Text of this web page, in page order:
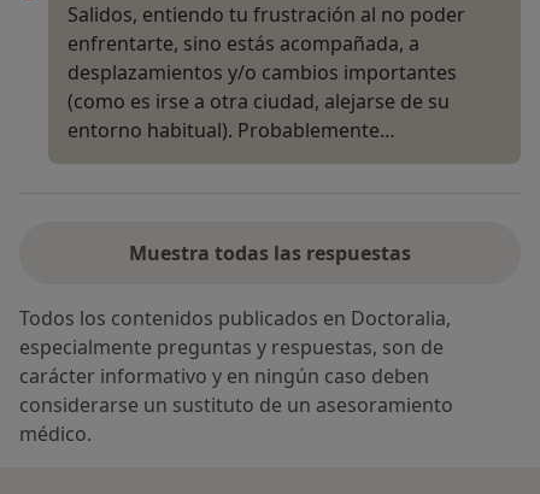
Salidos, entiendo tu frustración al no poder
enfrentarte, sino estás acompañada, a
desplazamientos y/o cambios importantes
(como es irse a otra ciudad, alejarse de su
entorno habitual). Probablemente…
Muestra todas las respuestas
Todos los contenidos publicados en Doctoralia,
especialmente preguntas y respuestas, son de
carácter informativo y en ningún caso deben
considerarse un sustituto de un asesoramiento
médico.